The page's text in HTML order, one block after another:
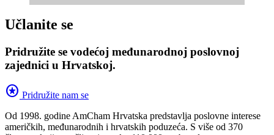
Učlanite se
Pridružite se vodećoj međunarodnoj poslovnoj
zajednici u Hrvatskoj.
stars Pridružite nam se
Od 1998. godine AmCham Hrvatska predstavlja poslovne interese
američkih, međunarodnih i hrvatskih poduzeća. S više od 370